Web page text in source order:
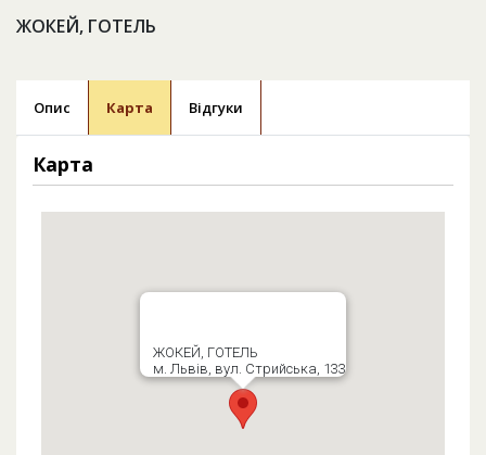
ЖОКЕЙ, ГОТЕЛЬ
Опис Карта Відгуки
Карта
ЖОКЕЙ, ГОТЕЛЬ
м. Львів, вул. Стрийська, 133